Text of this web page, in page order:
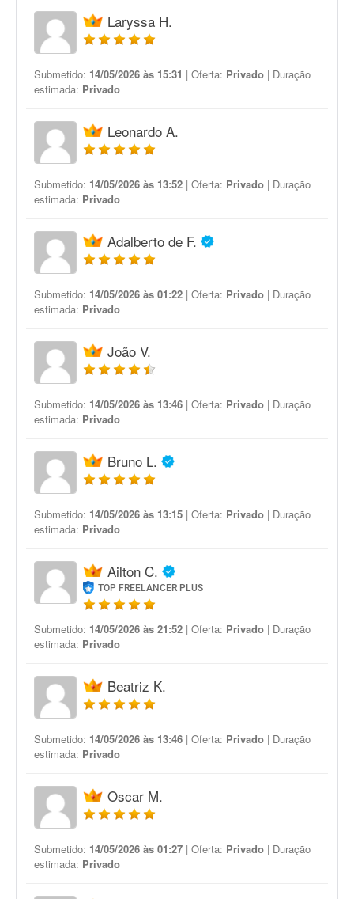
Laryssa H.
Submetido: 14/05/2026 às 15:31 | Oferta: Privado | Duração
estimada: Privado
Leonardo A.
Submetido: 14/05/2026 às 13:52 | Oferta: Privado | Duração
estimada: Privado
Adalberto de F.
Submetido: 14/05/2026 às 01:22 | Oferta: Privado | Duração
estimada: Privado
João V.
Submetido: 14/05/2026 às 13:46 | Oferta: Privado | Duração
estimada: Privado
Bruno L.
Submetido: 14/05/2026 às 13:15 | Oferta: Privado | Duração
estimada: Privado
Ailton C.
TOP FREELANCER PLUS
Submetido: 14/05/2026 às 21:52 | Oferta: Privado | Duração
estimada: Privado
Beatriz K.
Submetido: 14/05/2026 às 13:46 | Oferta: Privado | Duração
estimada: Privado
Oscar M.
Submetido: 14/05/2026 às 01:27 | Oferta: Privado | Duração
estimada: Privado